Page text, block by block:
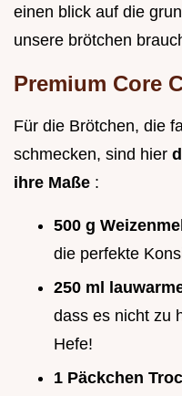
einen blick auf die
unsere brötchen
Premium Core
Für die Brötchen, die
schmecken, sind hier
ihre Maße :
500 g
die perfekte
250 ml
dass es nicht zu
Hefe!
1 Päckchen